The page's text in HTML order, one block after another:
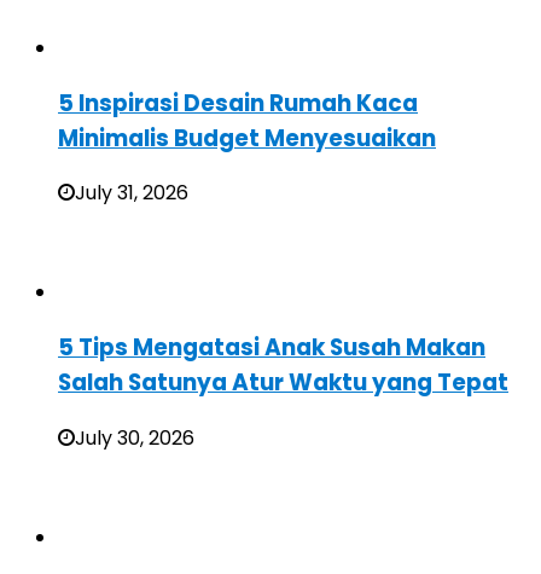
5 Inspirasi Desain Rumah Kaca
Minimalis Budget Menyesuaikan
July 31, 2026
5 Tips Mengatasi Anak Susah Makan
Salah Satunya Atur Waktu yang Tepat
July 30, 2026